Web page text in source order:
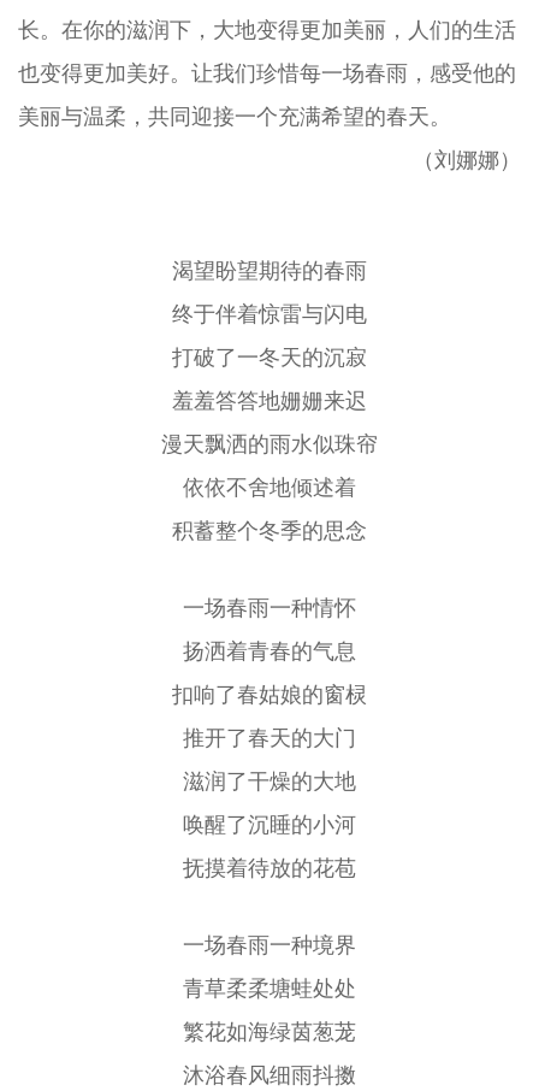
长。在你的滋润下，大地变得更加美丽，人们的生活
也变得更加美好。让我们珍惜每一场春雨，感受他的
美丽与温柔，共同迎接一个充满希望的春天。
（刘娜娜）
渴望盼望期待的春雨
终于伴着惊雷与闪电
打破了一冬天的沉寂
羞羞答答地姗姗来迟
漫天飘洒的雨水似珠帘
依依不舍地倾述着
积蓄整个冬季的思念
一场春雨一种情怀
扬洒着青春的气息
扣响了春姑娘的窗棂
推开了春天的大门
滋润了干燥的大地
唤醒了沉睡的小河
抚摸着待放的花苞
一场春雨一种境界
青草柔柔塘蛙处处
繁花如海绿茵葱茏
沐浴春风细雨抖擞